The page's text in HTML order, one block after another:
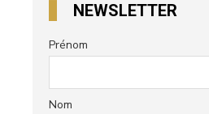
NEWSLETTER
Prénom
Nom